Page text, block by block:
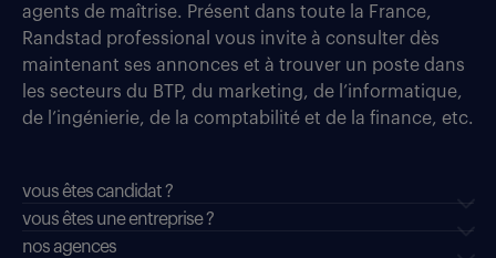
agents de maîtrise. Présent dans toute la France,
Randstad professional vous invite à consulter dès
maintenant ses annonces et à trouver un poste dans
les secteurs du BTP, du marketing, de l’informatique,
de l’ingénierie, de la comptabilité et de la finance, etc.
vous êtes candidat ?
vous êtes une entreprise ?
nos agences